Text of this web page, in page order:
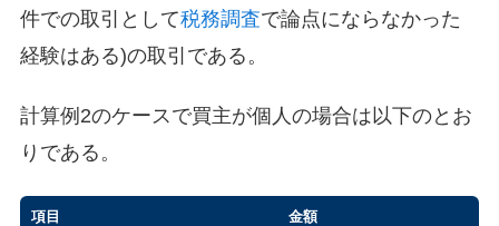
件での取引として税務調査で論点にならなかった
経験はある)の取引である。
計算例2のケースで買主が個人の場合は以下のとお
りである。
項目 金額